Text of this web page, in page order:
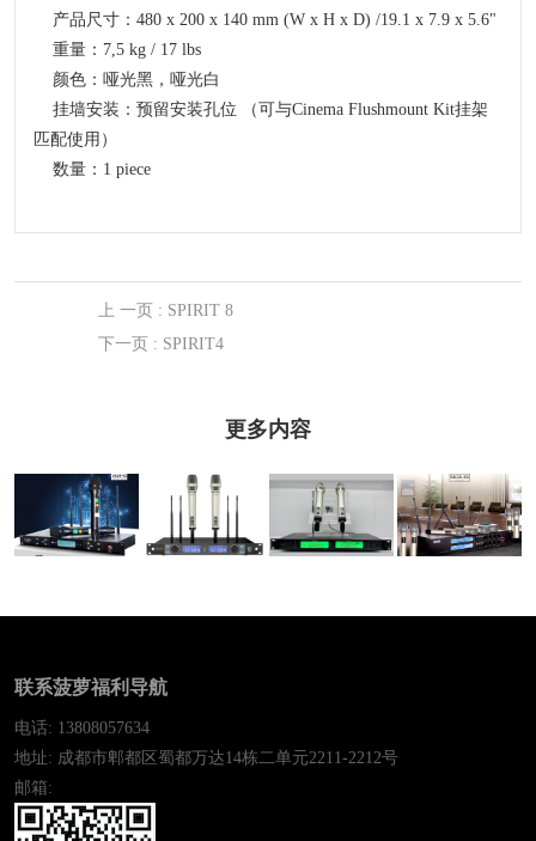
产品尺寸：480 x 200 x 140 mm (W x H x D) /19.1 x 7.9 x 5.6"
重量：7,5 kg / 17 lbs
颜色：哑光黑，哑光白
挂墙安装：预留安装孔位 （可与Cinema Flushmount Kit挂架
匹配使用）
数量：1 piece
上 一页 : SPIRIT 8
下一页 : SPIRIT4
更多内容
SK24-43 一拖二
真分集手持
KCHYRS （卡
尔斯）
SK18-43 一拖二
真分集手持
KCHYRS （卡
尔斯）
SK20-43 一拖二
真分集手持
KCHYRS （卡
尔斯）
SK28-43一拖八
手持
KCHYRS（卡尔
斯）
联系菠萝福利导航
电话: 13808057634
地址: 成都市郫都区蜀都万达14栋二单元2211-2212号
邮箱: